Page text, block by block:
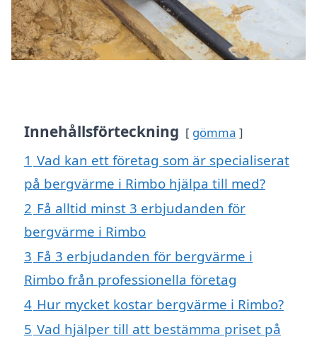
Innehållsförteckning gömma
1 Vad kan ett företag som är specialiserat
på bergvärme i Rimbo hjälpa till med?
2 Få alltid minst 3 erbjudanden för
bergvärme i Rimbo
3 Få 3 erbjudanden för bergvärme i
Rimbo från professionella företag
4 Hur mycket kostar bergvärme i Rimbo?
5 Vad hjälper till att bestämma priset på